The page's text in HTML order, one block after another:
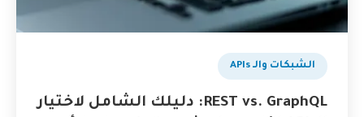
بودكاست
الشبكات والـ APIs
REST vs. GraphQL: دليلك الشامل لاختيار